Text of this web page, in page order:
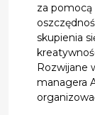
za pomocą
skupienia
Rozwijane
managera